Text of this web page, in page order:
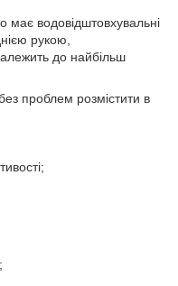
має водовідштовхувальні
рукою,
до найбільш
проблем розмістити в